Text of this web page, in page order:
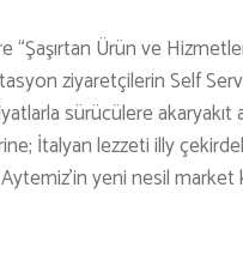
Ürün ve
ziyaretçilerin Self
sürücülere akaryakıt
İtalyan lezzeti illy
Aytemiz’in yeni nesil